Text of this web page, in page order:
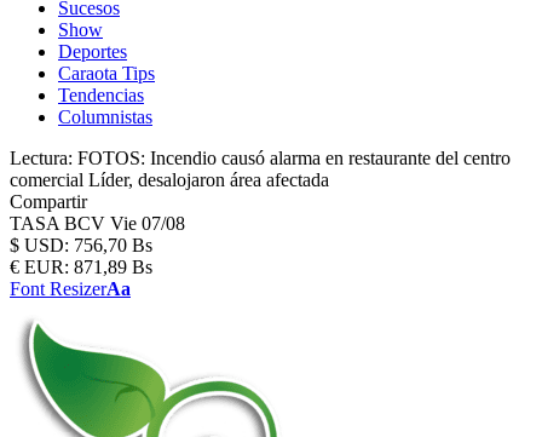
Sucesos
Show
Deportes
Caraota Tips
Tendencias
Columnistas
Lectura: FOTOS: Incendio causó alarma en restaurante del centro
comercial Líder, desalojaron área afectada
Compartir
TASA BCV Vie 07/08
$ USD: 756,70 Bs
€ EUR: 871,89 Bs
Font ResizerAa